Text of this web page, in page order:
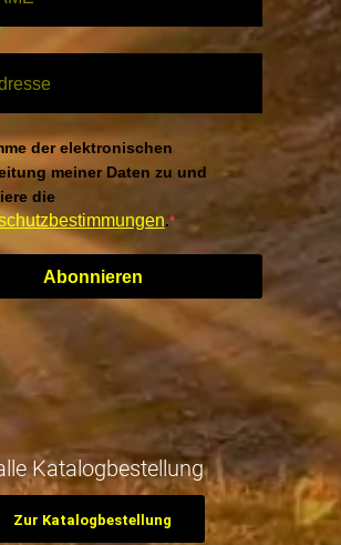
der elektronischen
meiner Daten zu und
die
.
Abonnieren
Katalogbestellung
Zur Katalogbestellung